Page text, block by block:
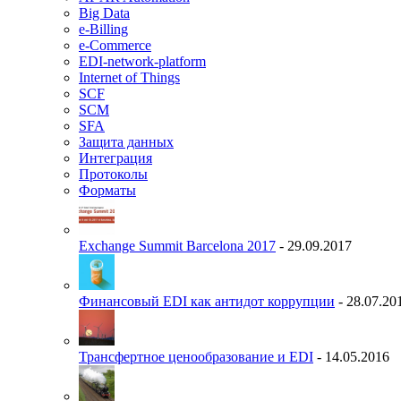
Big Data
e-Billing
e-Commerce
EDI-network-platform
Internet of Things
SCF
SCM
SFA
Защита данных
Интеграция
Протоколы
Форматы
Exchange Summit Barcelona 2017 - 29.09.2017
Финансовый EDI как антидот коррупции -
Трансфертное ценообразование и EDI - 14.05.2016